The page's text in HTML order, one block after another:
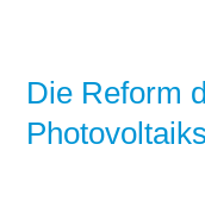
Die Reform